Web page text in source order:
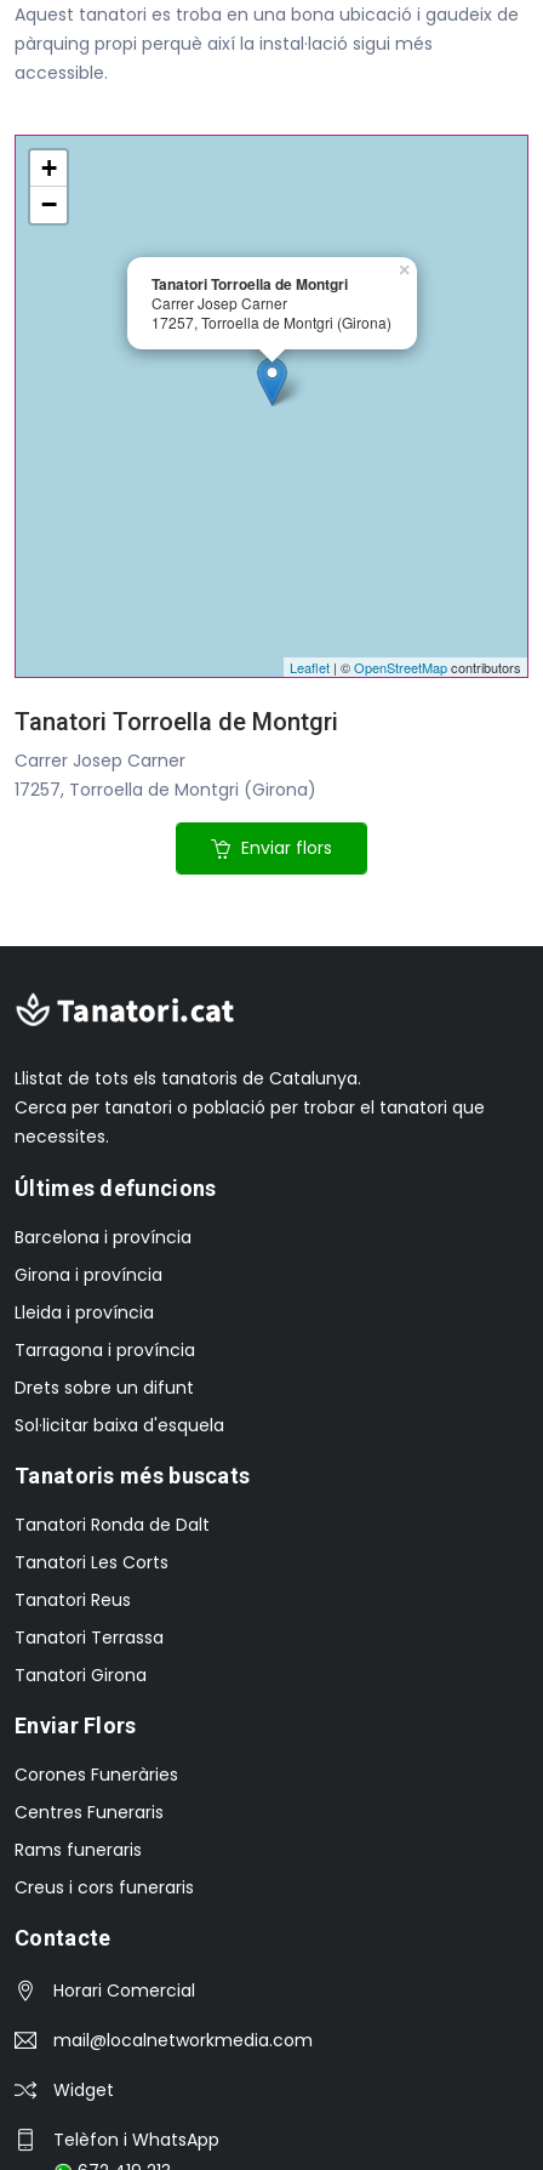
Aquest tanatori es troba en una bona ubicació i gaudeix de
pàrquing propi perquè així la instal·lació sigui més
accessible.
Tanatori Torroella de Montgri
Carrer Josep Carner
17257, Torroella de Montgri (Girona)
×
+
−
Leaflet | ©OpenStreetMapcontributors
Tanatori Torroella de Montgri
Carrer Josep Carner
17257, Torroella de Montgri (Girona)
Enviar flors
Llistat de tots els tanatoris de Catalunya.
Cerca per tanatori o població per trobar el tanatori que
necessites.
Últimes defuncions
Barcelona i província
Girona i província
Lleida i província
Tarragona i província
Drets sobre un difunt
Sol·licitar baixa d'esquela
Tanatoris més buscats
Tanatori Ronda de Dalt
Tanatori Les Corts
Tanatori Reus
Tanatori Terrassa
Tanatori Girona
Enviar Flors
Corones Funeràries
Centres Funeraris
Rams funeraris
Creus i cors funeraris
Contacte
Horari Comercial
mail@localnetworkmedia.com
Widget
Telèfon i WhatsApp